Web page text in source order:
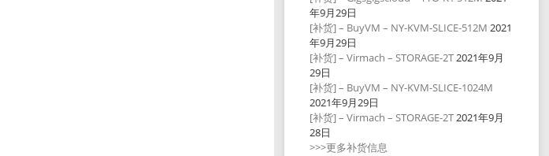
年9月29日
[补货] – BuyVM – NY-KVM-SLICE-512M 2021
年9月29日
[补货] – Virmach – STORAGE-2T2021年9月
29日
[补货] – BuyVM – NY-KVM-SLICE-1024M
2021年9月29日
[补货] – Virmach – STORAGE-2T2021年9月
28日
>>>更多补货信息